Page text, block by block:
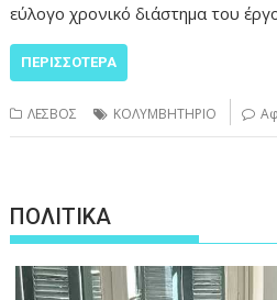
εύλογο χρονικό διάστημα του
ΠΕΡΙΣΣΌΤΕΡΑ
ΛΕΣΒΟΣ ΚΟΛΥΜΒΗΤΗΡΙΟ
ΠΟΛΙΤΙΚΑ